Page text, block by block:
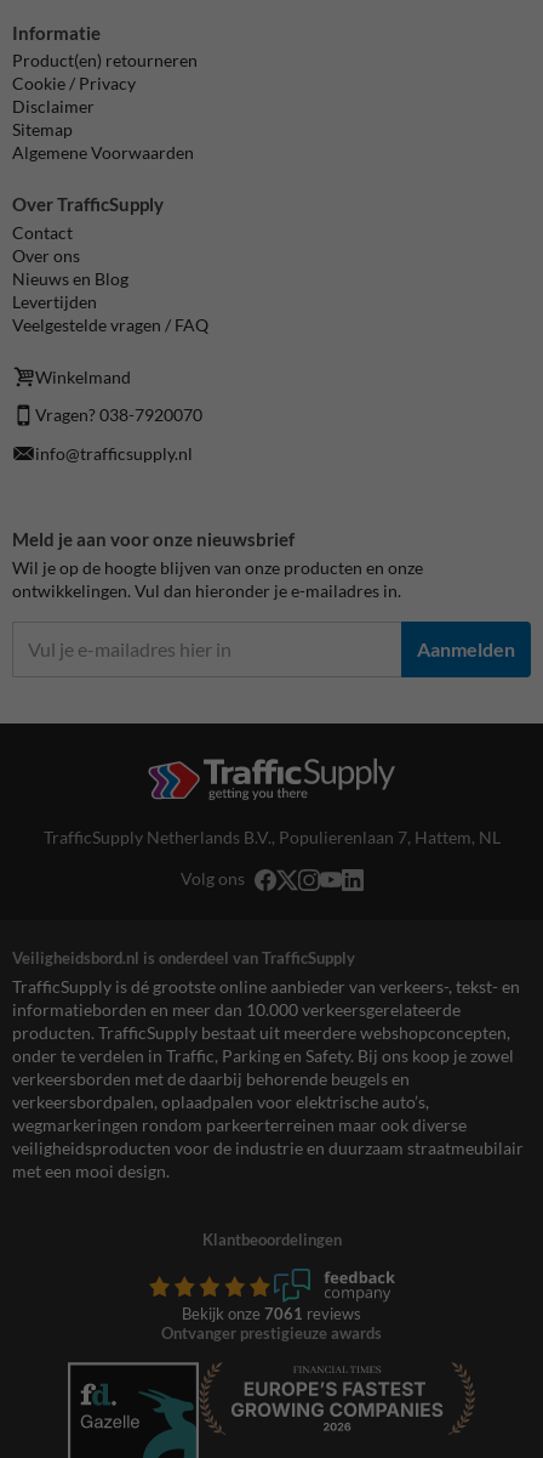
Informatie
Product(en) retourneren
Cookie / Privacy
Disclaimer
Sitemap
Algemene Voorwaarden
Over TrafficSupply
Contact
Over ons
Nieuws en Blog
Levertijden
Veelgestelde vragen / FAQ
Winkelmand
Vragen? 038-7920070
info@trafficsupply.nl
Meld je aan voor onze nieuwsbrief
Wil je op de hoogte blijven van onze producten en onze
ontwikkelingen. Vul dan hieronder je e-mailadres in.
Aanmelden
TrafficSupply Netherlands B.V., Populierenlaan 7, Hattem, NL
Volg ons
Veiligheidsbord.nl is onderdeel van TrafficSupply
TrafficSupply is dé grootste online aanbieder van verkeers-, tekst- en
informatieborden en meer dan 10.000 verkeersgerelateerde
producten. TrafficSupply bestaat uit meerdere webshopconcepten,
onder te verdelen in Traffic, Parking en Safety. Bij ons koop je zowel
verkeersborden met de daarbij behorende beugels en
verkeersbordpalen, oplaadpalen voor elektrische auto’s,
wegmarkeringen rondom parkeerterreinen maar ook diverse
veiligheidsproducten voor de industrie en duurzaam straatmeubilair
met een mooi design.
Klantbeoordelingen
Bekijk onze 7061 reviews
Ontvanger prestigieuze awards